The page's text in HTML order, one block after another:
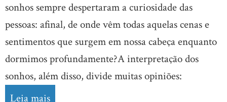
sonhos sempre despertaram a curiosidade das
pessoas: afinal, de onde vêm todas aquelas cenas e
sentimentos que surgem em nossa cabeça enquanto
dormimos profundamente?A interpretação dos
sonhos, além disso, divide muitas opiniões:
Leia mais